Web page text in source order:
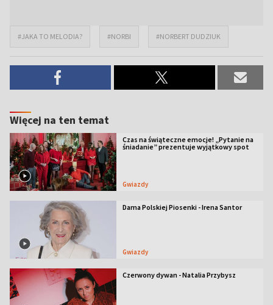
#JAKA TO MELODIA? #NORBI #NORBERT DUDZIUK
Więcej na ten temat
Czas na świąteczne emocje! „Pytanie na
śniadanie” prezentuje wyjątkowy spot
Gwiazdy
Dama Polskiej Piosenki - Irena Santor
Gwiazdy
Czerwony dywan - Natalia Przybysz